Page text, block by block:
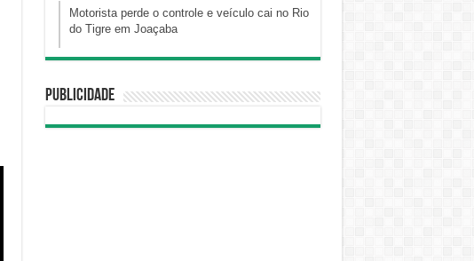
Motorista perde o controle e veículo cai no Rio
do Tigre em Joaçaba
Publicidade